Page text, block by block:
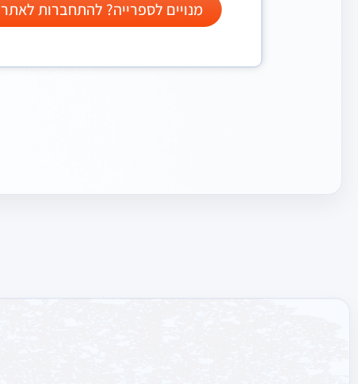
מנויים לספרייה? להתחברות לאתר